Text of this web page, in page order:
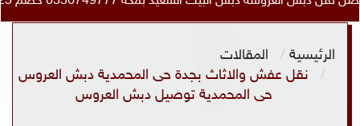
الرئيسية
المقالات
نقل عفش والاثاث بجدة حى المحمدية دبش العروس
حى المحمدية توصيل دبش العروس